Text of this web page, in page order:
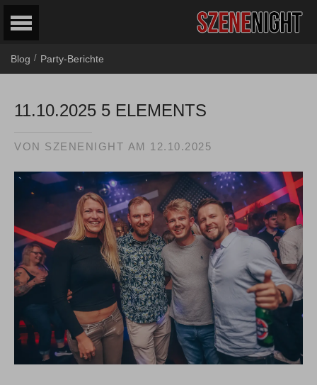
Blog / Party-Berichte
11.10.2025 5 ELEMENTS
VON SZENENIGHT AM 12.10.2025